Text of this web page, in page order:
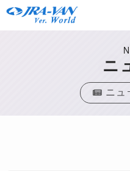
ニ
ニュ